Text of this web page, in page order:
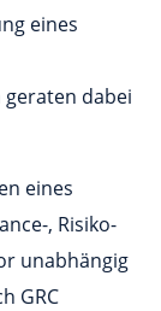
eines
dabei
eines
, Risiko-
unabhängig
GRC